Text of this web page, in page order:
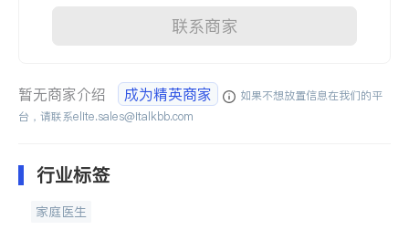
联系商家
暂无商家介绍 成为精英商家
如果不想放置信息在我们的平
台，请联系elite.sales@italkbb.com
行业标签
家庭医生